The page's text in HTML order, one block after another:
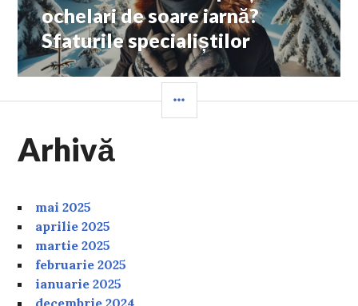
post:
ochelari de soare iarnă?
Sfaturile specialiștilor
Arhivă
mai 2025
aprilie 2025
martie 2025
februarie 2025
ianuarie 2025
decembrie 2024